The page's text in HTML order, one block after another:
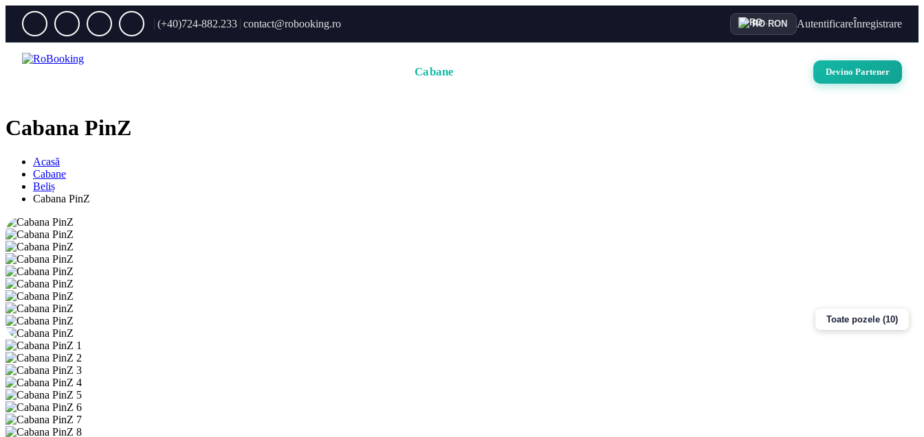
(+40)724-882.233 contact@robooking.ro RO· RON AutentificareÎnregistrare
Cabane Devino Partener
Cabana PinZ
Acasă
Cabane
Beliș
Cabana PinZ
Toate pozele (10)